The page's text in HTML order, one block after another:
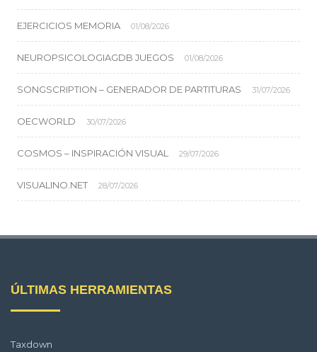
EJERCICIOS MEMORIA 01/08/2026
NEUROPSICOLOGIAGDB JUEGOS 01/08/2026
SONGSCRIPTION – GENERADOR DE PARTITURAS 31/07/2026
OECWORLD 30/07/2026
COSMOS – INSPIRACIÓN VISUAL 29/07/2026
VISUALINO.NET 28/07/2026
ÚLTIMAS HERRAMIENTAS
Taxdown